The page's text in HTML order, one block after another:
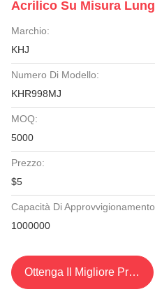
Acrilico Su Misura
Marchio:
KHJ
Numero Di Modello:
KHR998MJ
MOQ:
5000
Prezzo:
$5
Capacità Di
1000000
Ottenga Il Migliore Prezzo